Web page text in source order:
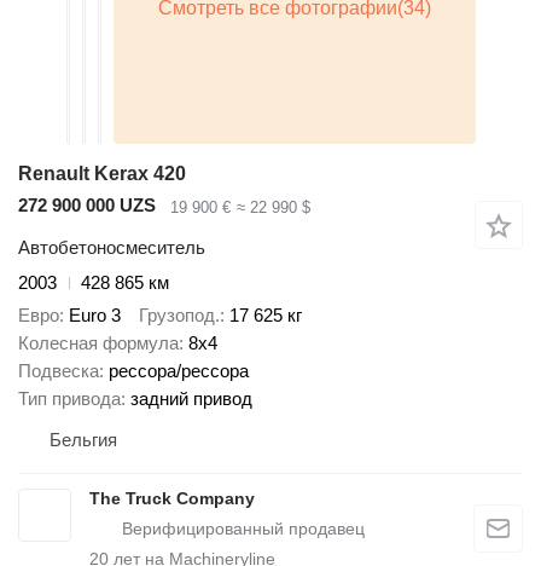
Renault Kerax 420
272 900 000 UZS
19 900 € ≈ 22 990 $
Автобетоносмеситель
2003
428 865 км
Евро Euro 3 Грузопод. 17 625 кг
Колесная формула 8x4
Подвеска рессора/рессора
Тип привода задний привод
Бельгия
The Truck Company
20 лет на Machineryline